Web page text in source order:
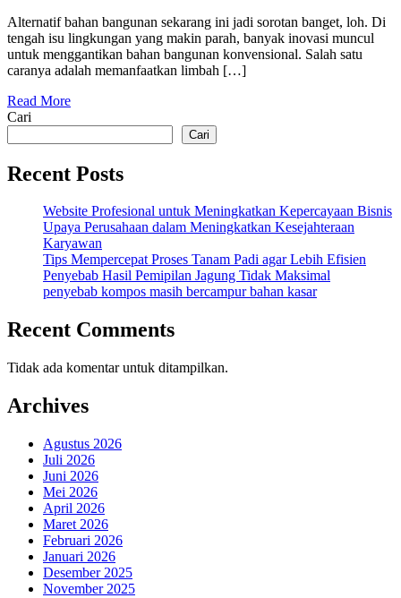
Bahan
Bangunan,
Inovasi
Baru
Ramah
Lingkungan!
Alternatif bahan bangunan sekarang ini jadi sorotan banget, loh. Di
tengah isu lingkungan yang makin parah, banyak inovasi muncul
untuk menggantikan bahan bangunan konvensional. Salah satu
caranya adalah memanfaatkan limbah […]
Read More
Cari
Cari
Recent Posts
Website Profesional untuk Meningkatkan Kepercayaan Bisnis
Upaya Perusahaan dalam Meningkatkan Kesejahteraan
Karyawan
Tips Mempercepat Proses Tanam Padi agar Lebih Efisien
Penyebab Hasil Pemipilan Jagung Tidak Maksimal
penyebab kompos masih bercampur bahan kasar
Recent Comments
Tidak ada komentar untuk ditampilkan.
Archives
Agustus 2026
Juli 2026
Juni 2026
Mei 2026
April 2026
Maret 2026
Februari 2026
Januari 2026
Desember 2025
November 2025